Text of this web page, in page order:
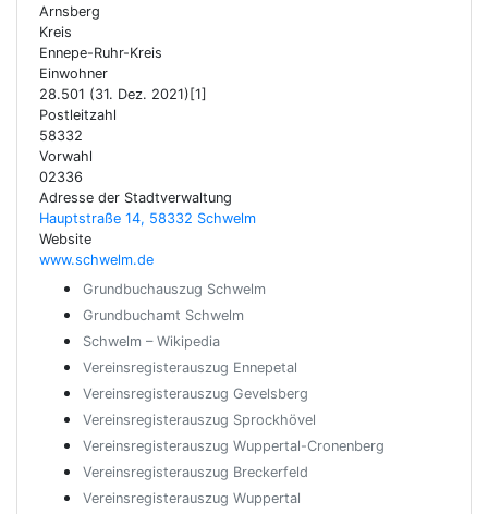
Arnsberg
Kreis
Ennepe-Ruhr-Kreis
Einwohner
28.501 (31. Dez. 2021)[1]
Postleitzahl
58332
Vorwahl
02336
Adresse der Stadtverwaltung
Hauptstraße 14, 58332 Schwelm
Website
www.schwelm.de
Grundbuchauszug Schwelm
Grundbuchamt Schwelm
Schwelm – Wikipedia
Vereinsregisterauszug Ennepetal
Vereinsregisterauszug Gevelsberg
Vereinsregisterauszug Sprockhövel
Vereinsregisterauszug Wuppertal-Cronenberg
Vereinsregisterauszug Breckerfeld
Vereinsregisterauszug Wuppertal